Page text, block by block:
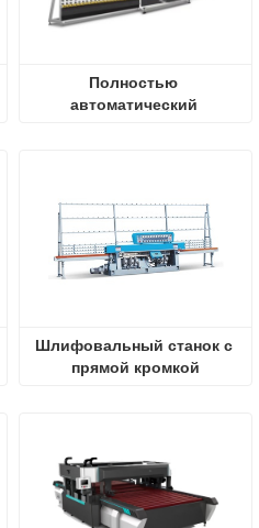
Полностью
автоматический
Шлифовальный станок с
прямой кромкой